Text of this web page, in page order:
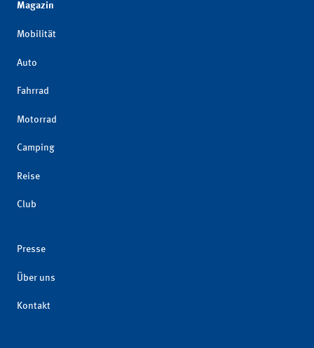
Magazin
Mobilität
Auto
Fahrrad
Motorrad
Camping
Reise
Club
Presse
Über uns
Kontakt